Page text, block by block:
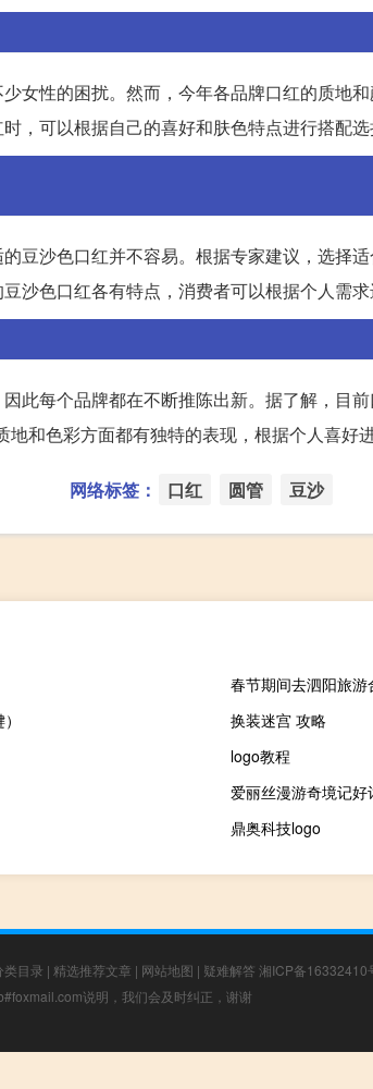
女性的困扰。然而，今年各品牌口红的质地
，可以根据自己的喜好和肤色特点进行搭配选
豆沙色口红并不容易。根据专家建议，选择
沙色口红各有特点，消费者可以根据个人需求
此每个品牌都在不断推陈出新。据了解，目
和色彩方面都有独特的表现，根据个人喜好
网络标签： 口红 圆管 豆沙
春节期间去泗阳旅游
换装迷宫 攻略
logo教程
爱丽丝漫游奇境记好
鼎奥科技logo
类目录 | 精选推荐文章 | 网站地图 | 疑难解答 湘ICP备16332410
说明，我们会及时纠正，谢谢